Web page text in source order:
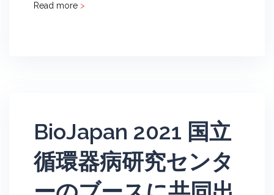
Read more >
BioJapan 2021 国立
循環器病研究センタ